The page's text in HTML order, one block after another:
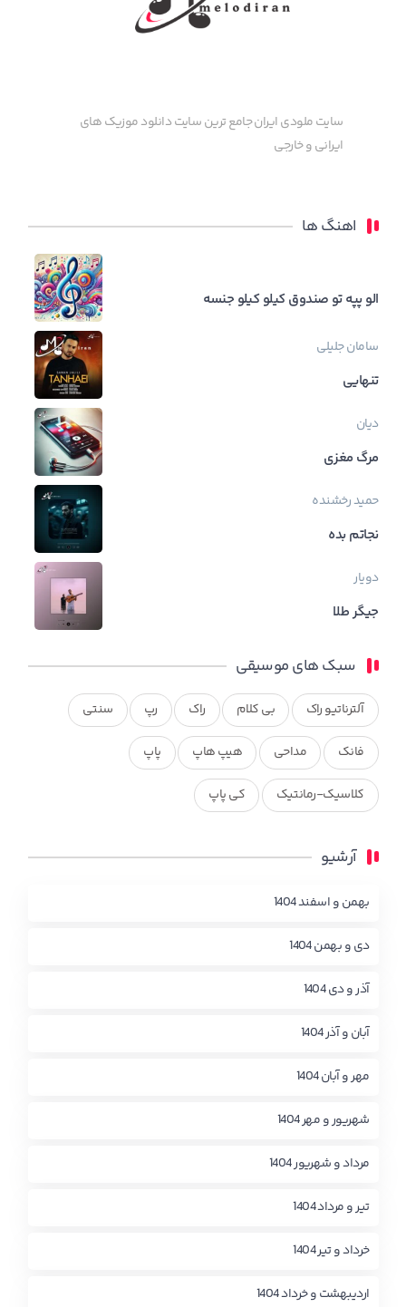
سایت ملودی ایران جامع ترین سایت دانلود موزیک های
ایرانی و خارجی
اهنگ ها
الو پپه تو صندوق کیلو کیلو جنسه
سامان جلیلی
تنهایی
دیان
ﻣﺮگ ﻣﻐﺰی
حمید رخشنده
نجاتم بده
دویار
جیگر طلا
سبک های موسیقی
آلترناتیو راک بی کلام راک رپ سنتی
فانک مداحی هیپ هاپ پاپ
کلاسیک-رمانتیک کی پاپ
آرشیو
بهمن و اسفند 1404
دی و بهمن 1404
آذر و دی 1404
آبان و آذر 1404
مهر و آبان 1404
شهریور و مهر 1404
مرداد و شهریور 1404
تیر و مرداد 1404
خرداد و تیر 1404
اردیبهشت و خرداد 1404